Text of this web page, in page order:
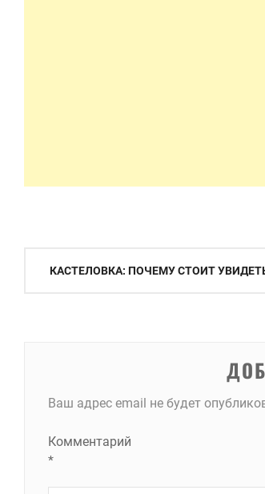
Навигация
КАСТЕЛОВКА: ПОЧЕМУ СТОИТ
Ваш адрес email не будет
Комментарий
*